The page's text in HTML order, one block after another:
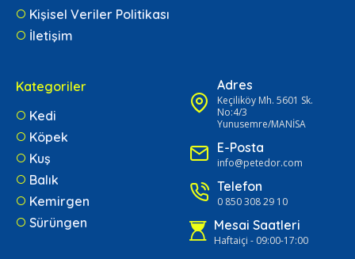
Kişisel Veriler Politikası
İletişim
Kategoriler
Kedi
Köpek
Kuş
Balık
Kemirgen
Sürüngen
Adres
Keçiliköy Mh. 5601 Sk.
No:4/3
Yunusemre/MANİSA
E-Posta
info@petedor.com
Telefon
0 850 308 29 10
Mesai Saatleri
Haftaiçi - 09:00-17:00